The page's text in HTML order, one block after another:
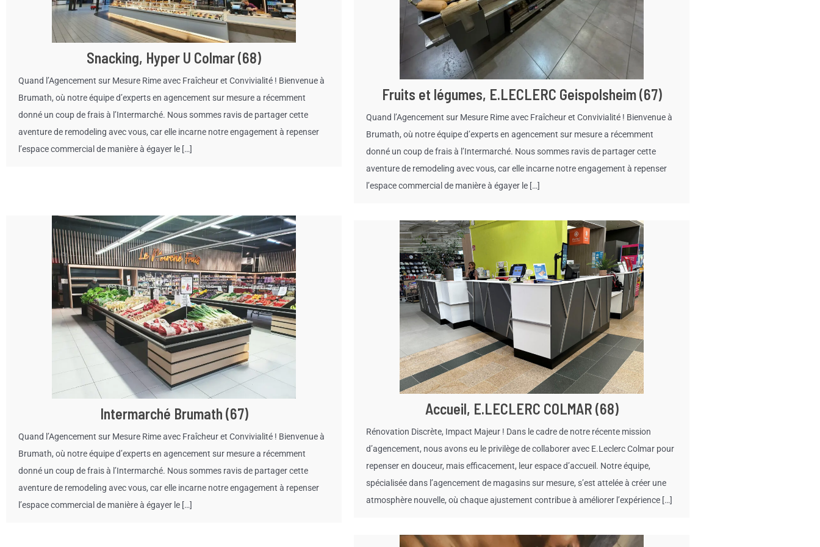
Snacking, Hyper U Colmar (68)
Quand l’Agencement sur Mesure Rime avec Fraîcheur et Convivialité ! Bienvenue à
Brumath, où notre équipe d’experts en agencement sur mesure a récemment
donné un coup de frais à l’Intermarché. Nous sommes ravis de partager cette
aventure de remodeling avec vous, car elle incarne notre engagement à repenser
l’espace commercial de manière à égayer le […]
Fruits et légumes, E.LECLERC Geispolsheim (67)
Quand l’Agencement sur Mesure Rime avec Fraîcheur et Convivialité ! Bienvenue à
Brumath, où notre équipe d’experts en agencement sur mesure a récemment
donné un coup de frais à l’Intermarché. Nous sommes ravis de partager cette
aventure de remodeling avec vous, car elle incarne notre engagement à repenser
l’espace commercial de manière à égayer le […]
Intermarché Brumath (67)
Quand l’Agencement sur Mesure Rime avec Fraîcheur et Convivialité ! Bienvenue à
Brumath, où notre équipe d’experts en agencement sur mesure a récemment
donné un coup de frais à l’Intermarché. Nous sommes ravis de partager cette
aventure de remodeling avec vous, car elle incarne notre engagement à repenser
l’espace commercial de manière à égayer le […]
Accueil, E.LECLERC COLMAR (68)
Rénovation Discrète, Impact Majeur ! Dans le cadre de notre récente mission
d’agencement, nous avons eu le privilège de collaborer avec E.Leclerc Colmar pour
repenser en douceur, mais efficacement, leur espace d’accueil. Notre équipe,
spécialisée dans l’agencement de magasins sur mesure, s’est attelée à créer une
atmosphère nouvelle, où chaque ajustement contribue à améliorer l’expérience […]